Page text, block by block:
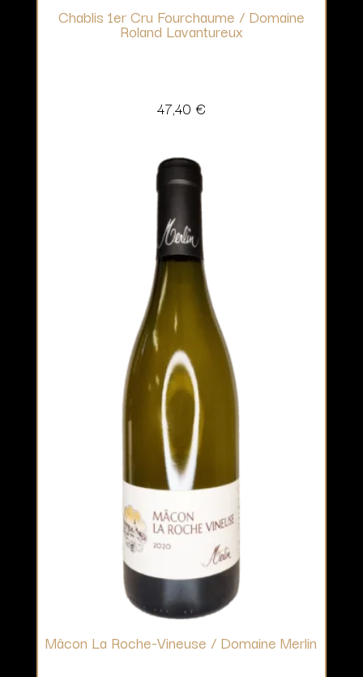
Chablis 1er Cru Fourchaume / Domaine
Roland Lavantureux
47,40 €
Mâcon La Roche-Vineuse / Domaine Merlin